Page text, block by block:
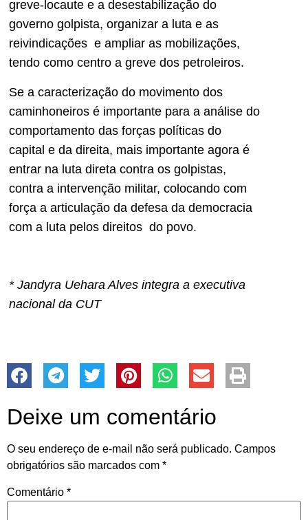
greve-locaute e a desestabilização do
governo golpista, organizar a luta e as
reivindicações e ampliar as mobilizações,
tendo como centro a greve dos petroleiros.
Se a caracterização do movimento dos
caminhoneiros é importante para a análise do
comportamento das forças políticas do
capital e da direita, mais importante agora é
entrar na luta direta contra os golpistas,
contra a intervenção militar, colocando com
força a articulação da defesa da democracia
com a luta pelos direitos do povo.
* Jandyra Uehara Alves integra a executiva
nacional da CUT
Deixe um comentário
O seu endereço de e-mail não será publicado. Campos
obrigatórios são marcados com *
Comentário *